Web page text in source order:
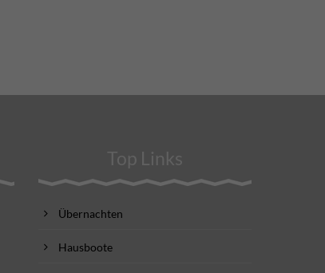
Top Links
Übernachten
Hausboote